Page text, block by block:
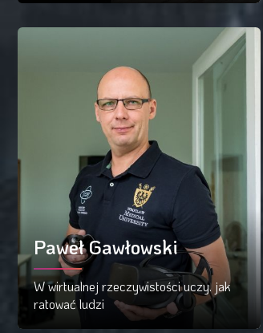
Paweł Gawłowski
W wirtualnej rzeczywistości uczy. jak
ratować ludzi